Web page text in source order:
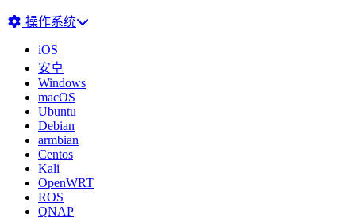
操作系统
iOS
安卓
Windows
macOS
Ubuntu
Debian
armbian
Centos
Kali
OpenWRT
ROS
QNAP